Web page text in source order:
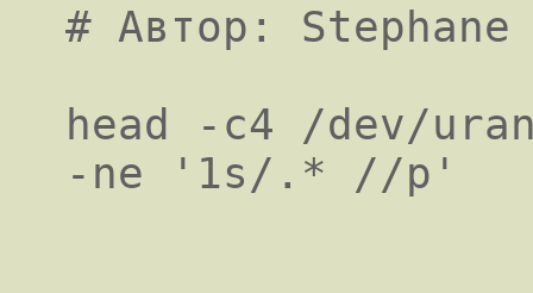
# Автор:
head -c4 /dev/
-ne '1s/.* //p'